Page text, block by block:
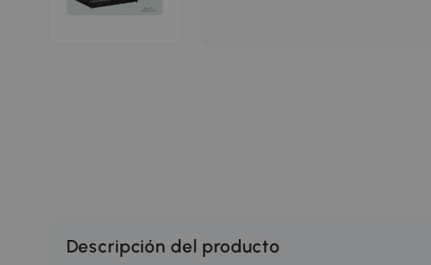
Descripción del producto